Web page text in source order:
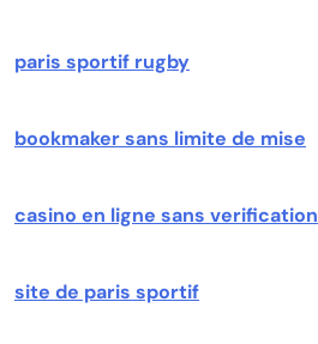
paris sportif rugby
bookmaker sans limite de mise
casino en ligne sans verification
site de paris sportif